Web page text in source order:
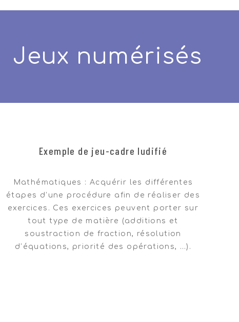
Jeux numérisés
Exemple de jeu-cadre ludifié
Mathématiques : Acquérir les différentes
étapes d’une procédure afin de réaliser des
exercices. Ces exercices peuvent porter sur
tout type de matière (additions et
soustraction de fraction, résolution
d’équations, priorité des opérations, …).